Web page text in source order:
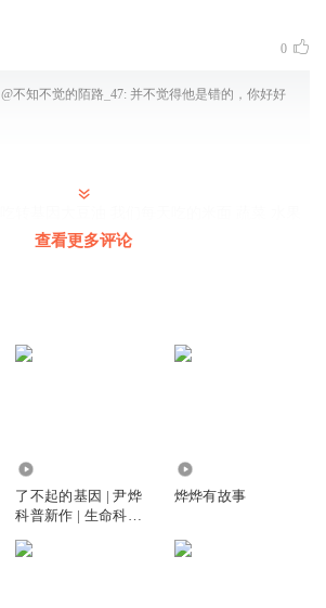
0
不知不觉的陌路_47: 并不觉得他是错的，你好好
了 你能选择不进食了吗
节目点赞
起腰杆儿，讲讲转基因的话题了。希望继
基因的话题还有很多事情在争论。
查看更多评论
了不起的基因 | 尹烨
科普新作 | 生命科学 |
烨烨有故事